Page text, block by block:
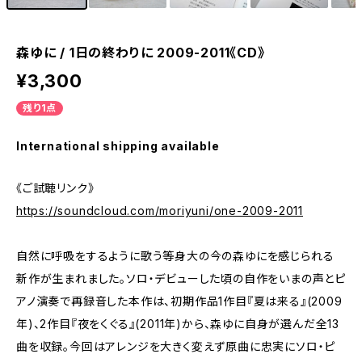
森ゆに / 1日の終わりに 2009-2011《CD》
¥3,300
残り1点
International shipping available
《ご試聴リンク》
https://soundcloud.com/moriyuni/one-2009-2011
自然に呼吸をするように歌う等身大の今の森ゆにを感じられる
新作が生まれました。ソロ・デビューした頃の自作をいまの声とピ
アノ演奏で再録音した本作は、初期作品1作目『夏は来る』(2009
年)、2作目『夜をくぐる』(2011年)から、森ゆに自身が選んだ全13
曲を収録。今回はアレンジを大きく変えず原曲に忠実にソロ・ピ